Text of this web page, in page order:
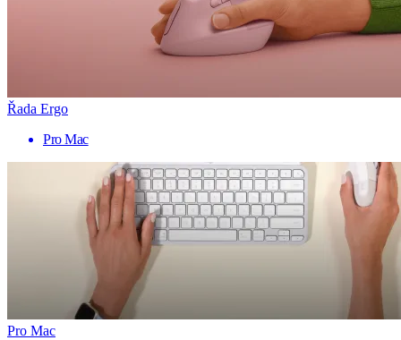
Řada Ergo
Pro Mac
Pro Mac